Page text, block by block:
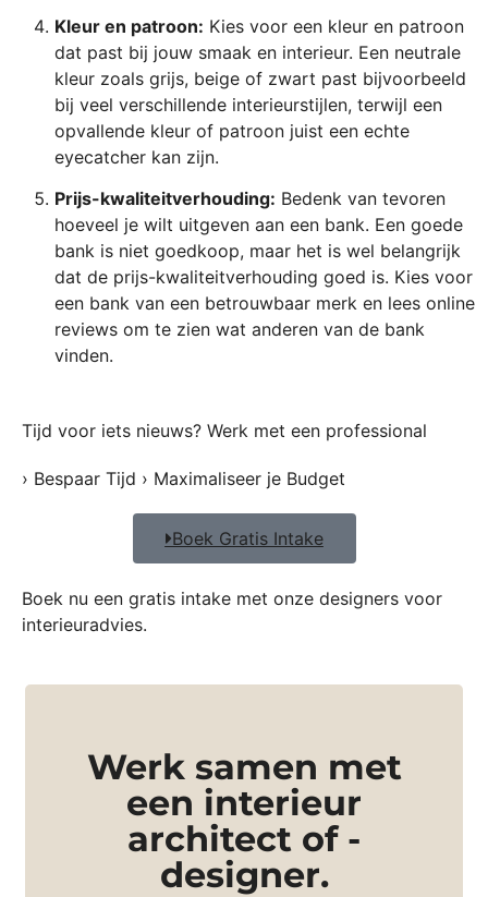
Kleur en patroon: Kies voor een kleur en patroon
dat past bij jouw smaak en interieur. Een neutrale
kleur zoals grijs, beige of zwart past bijvoorbeeld
bij veel verschillende interieurstijlen, terwijl een
opvallende kleur of patroon juist een echte
eyecatcher kan zijn.
Prijs-kwaliteitverhouding: Bedenk van tevoren
hoeveel je wilt uitgeven aan een bank. Een goede
bank is niet goedkoop, maar het is wel belangrijk
dat de prijs-kwaliteitverhouding goed is. Kies voor
een bank van een betrouwbaar merk en lees online
reviews om te zien wat anderen van de bank
vinden.
Tijd voor iets nieuws? Werk met een professional
› Bespaar Tijd › Maximaliseer je Budget
Boek Gratis Intake
Boek nu een gratis intake met onze designers voor
interieuradvies.
Werk samen met
een interieur
architect of -
designer.